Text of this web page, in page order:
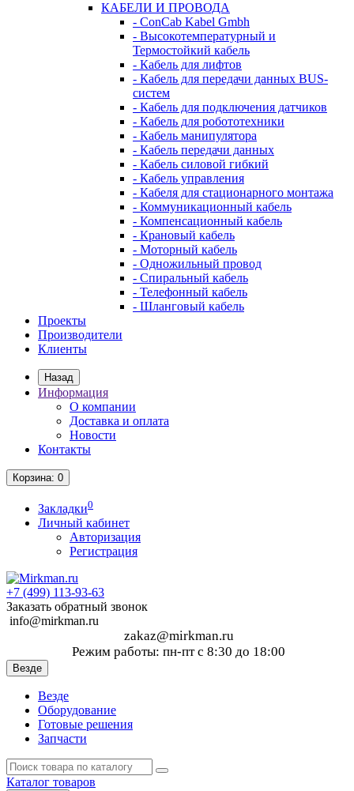
КАБЕЛИ И ПРОВОДА
- ConCab Kabel Gmbh
- Высокотемпературный и
Термостойкий кабель
- Кабель для лифтов
- Кабель для передачи данных BUS-
систем
- Кабель для подключения датчиков
- Кабель для робототехники
- Кабель манипулятора
- Кабель передачи данных
- Кабель силовой гибкий
- Кабель управления
- Кабеля для стационарного монтажа
- Коммуникационный кабель
- Компенсационный кабель
- Крановый кабель
- Моторный кабель
- Одножильный провод
- Спиральный кабель
- Телефонный кабель
- Шланговый кабель
Проекты
Производители
Клиенты
Назад
Информация
О компании
Доставка и оплата
Новости
Контакты
Корзина: 0
Закладки0
Личный кабинет
Авторизация
Регистрация
+7 (499) 113-93-63
Заказать обратный звонок
info@mirkman.ru
zakaz@mirkman.ru
Режим работы: пн-пт с 8:30 до 18:00
Везде
Везде
Оборудование
Готовые решения
Запчасти
Каталог товаров